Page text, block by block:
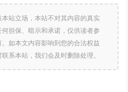
站立场，本站不对其内容的真实
担保、暗示和承诺，仅供读者参
如本文内容影响到您的合法权益
系本站，我们会及时删除处理。